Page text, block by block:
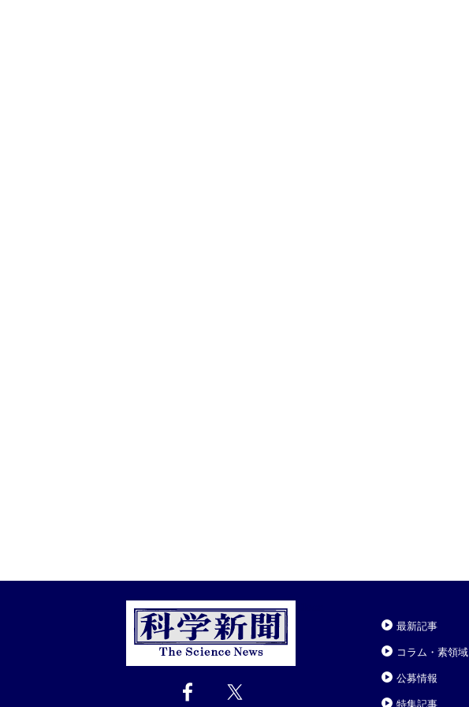
最新記事
コラム・素領域
公募情報
特集記事